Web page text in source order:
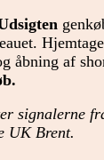
åbning af
.
signalerne
UK Brent.